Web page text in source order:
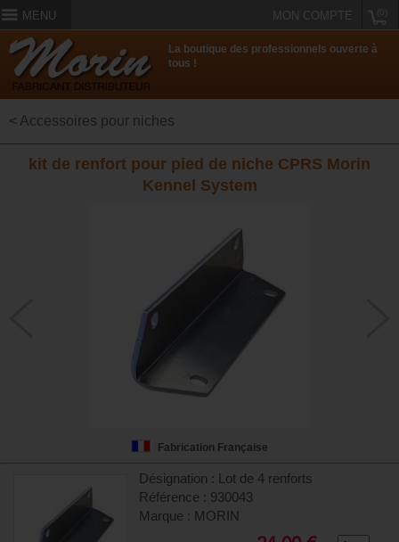
MENU MON COMPTE
La boutique des professionnels ouverte à
tous !
< Accessoires pour niches
kit de renfort pour pied de niche CPRS Morin
Kennel System
Fabrication Française
Désignation : Lot de 4 renforts
Référence : 930043
Marque : MORIN